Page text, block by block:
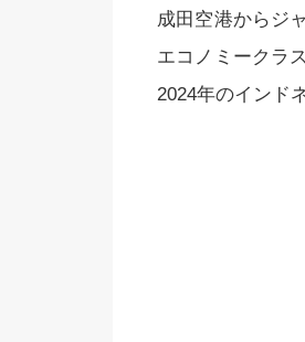
成田空港からジ
エコノミークラ
2024年のインド